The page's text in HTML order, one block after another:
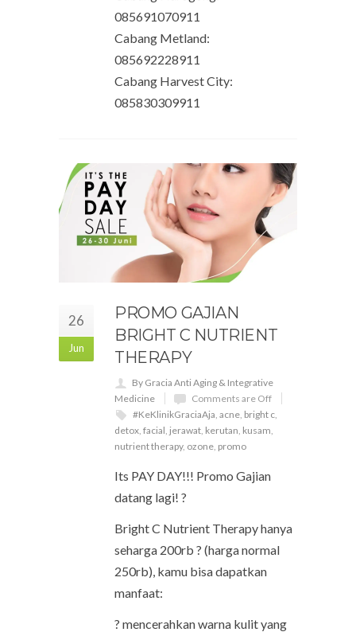
085691070911
Cabang Metland:
085692228911
Cabang Harvest City:
085830309911
26
Jun
PROMO GAJIAN
BRIGHT C NUTRIENT
THERAPY
By Gracia Anti Aging & Integrative
Medicine
Comments are Off
#KeKlinikGraciaAja, acne, bright c,
detox, facial, jerawat, kerutan, kusam,
nutrient therapy, ozone, promo
Its PAY DAY!!! Promo Gajian
datang lagi! ?
Bright C Nutrient Therapy hanya
seharga 200rb ? (harga normal
250rb), kamu bisa dapatkan
manfaat:
? mencerahkan warna kulit yang